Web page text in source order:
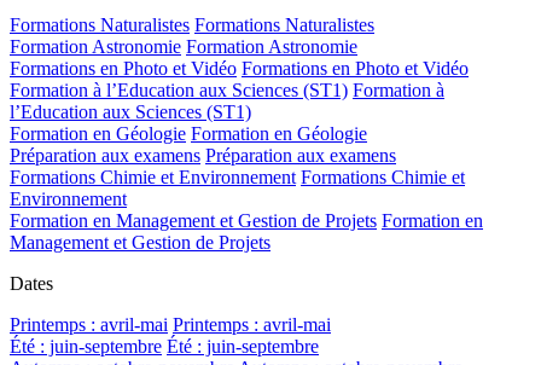
Formations Naturalistes Formations Naturalistes
Formation Astronomie Formation Astronomie
Formations en Photo et Vidéo Formations en Photo et Vidéo
Formation à l’Education aux Sciences (ST1) Formation à
l’Education aux Sciences (ST1)
Formation en Géologie Formation en Géologie
Préparation aux examens Préparation aux examens
Formations Chimie et Environnement Formations Chimie et
Environnement
Formation en Management et Gestion de Projets Formation en
Management et Gestion de Projets
Dates
Printemps : avril-mai Printemps : avril-mai
Été : juin-septembre Été : juin-septembre